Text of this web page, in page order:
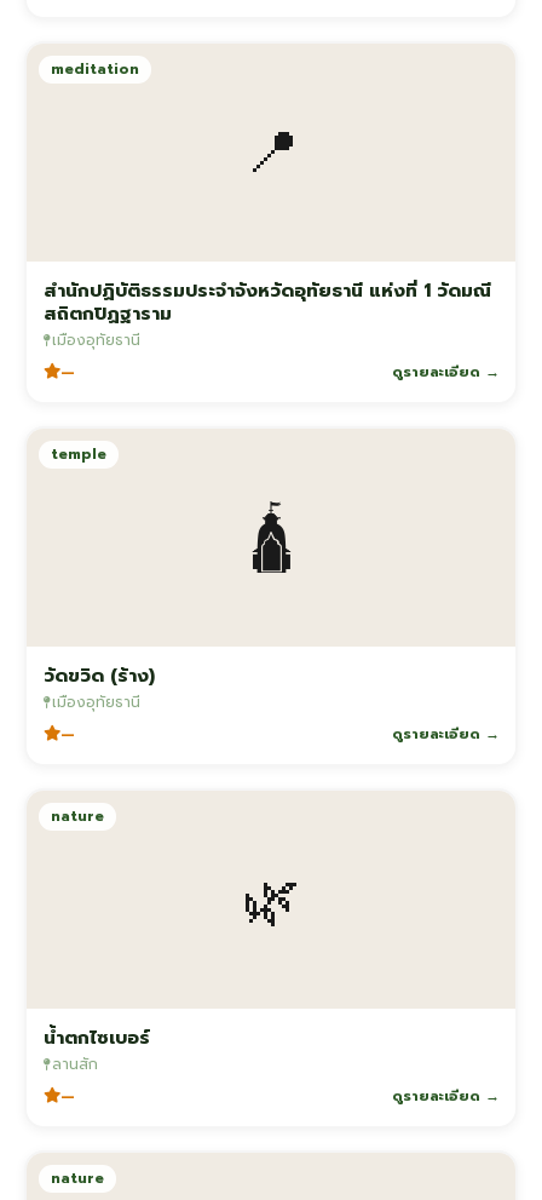
📍
meditation
สำนักปฏิบัติธรรมประจำจังหวัดอุทัยธานี แห่งที่ 1 วัดมณี
สถิตกปิฏฐาราม
เมืองอุทัยธานี
— ดูรายละเอียด →
🛕
temple
วัดขวิด (ร้าง)
เมืองอุทัยธานี
— ดูรายละเอียด →
🌿
nature
น้ำตกไซเบอร์
ลานสัก
— ดูรายละเอียด →
nature